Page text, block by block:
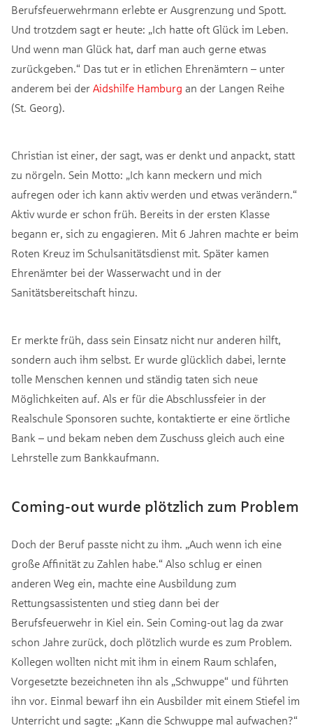
Berufsfeuerwehrmann erlebte er Ausgrenzung und Spott.
Und trotzdem sagt er heute: „Ich hatte oft Glück im Leben.
Und wenn man Glück hat, darf man auch gerne etwas
zurückgeben.“ Das tut er in etlichen Ehrenämtern – unter
anderem bei der Aidshilfe Hamburg an der Langen Reihe
(St. Georg).
Christian ist einer, der sagt, was er denkt und anpackt, statt
zu nörgeln. Sein Motto: „Ich kann meckern und mich
aufregen oder ich kann aktiv werden und etwas verändern.“
Aktiv wurde er schon früh. Bereits in der ersten Klasse
begann er, sich zu engagieren. Mit 6 Jahren machte er beim
Roten Kreuz im Schulsanitätsdienst mit. Später kamen
Ehrenämter bei der Wasserwacht und in der
Sanitätsbereitschaft hinzu.
Er merkte früh, dass sein Einsatz nicht nur anderen hilft,
sondern auch ihm selbst. Er wurde glücklich dabei, lernte
tolle Menschen kennen und ständig taten sich neue
Möglichkeiten auf. Als er für die Abschlussfeier in der
Realschule Sponsoren suchte, kontaktierte er eine örtliche
Bank – und bekam neben dem Zuschuss gleich auch eine
Lehrstelle zum Bankkaufmann.
Coming-out wurde plötzlich zum Problem
Doch der Beruf passte nicht zu ihm. „Auch wenn ich eine
große Affinität zu Zahlen habe.“ Also schlug er einen
anderen Weg ein, machte eine Ausbildung zum
Rettungsassistenten und stieg dann bei der
Berufsfeuerwehr in Kiel ein. Sein Coming-out lag da zwar
schon Jahre zurück, doch plötzlich wurde es zum Problem.
Kollegen wollten nicht mit ihm in einem Raum schlafen,
Vorgesetzte bezeichneten ihn als „Schwuppe“ und führten
ihn vor. Einmal bewarf ihn ein Ausbilder mit einem Stiefel im
Unterricht und sagte: „Kann die Schwuppe mal aufwachen?“